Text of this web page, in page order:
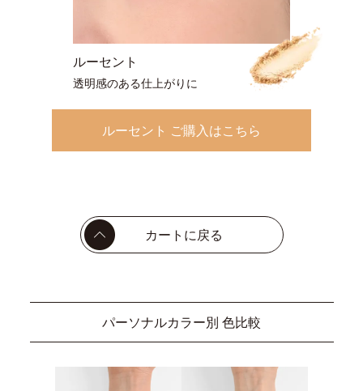
ルーセント
透明感のある仕上がりに
ルーセント ご購入はこちら
カートに戻る
パーソナルカラー別 色比較